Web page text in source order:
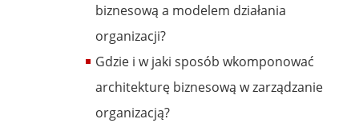
biznesową a modelem działania
organizacji?
Gdzie i w jaki sposób wkomponować
architekturę biznesową w zarządzanie
organizacją?